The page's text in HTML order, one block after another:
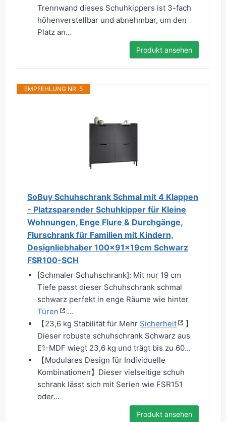
Trennwand dieses Schuhkippers ist 3-fach
höhenverstellbar und abnehmbar, um den
Platz an...
Produkt ansehen
EMPFEHLUNG NR. 5
SoBuy Schuhschrank Schmal mit 4 Klappen
- Platzsparender Schuhkipper für Kleine
Wohnungen, Enge Flure & Durchgänge,
Flurschrank für Familien mit Kindern,
Designliebhaber 100x91x19cm Schwarz
FSR100-SCH
[Schmaler Schuhschrank]: Mit nur 19 cm
Tiefe passt dieser Schuhschrank schmal
schwarz perfekt in enge Räume wie hinter
Türen
...
【23,6 kg Stabilität für Mehr Sicherheit
】
Dieser robuste schuhschrank Schwarz aus
E1-MDF wiegt 23,6 kg und trägt bis zu 60...
【Modulares Design für Individuelle
Kombinationen】Dieser vielseitige schuh
schrank lässt sich mit Serien wie FSR151
oder...
Produkt ansehen